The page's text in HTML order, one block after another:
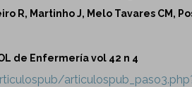
R, Martinho J, Melo Tavares CM,
de Enfermería vol 42 n 4